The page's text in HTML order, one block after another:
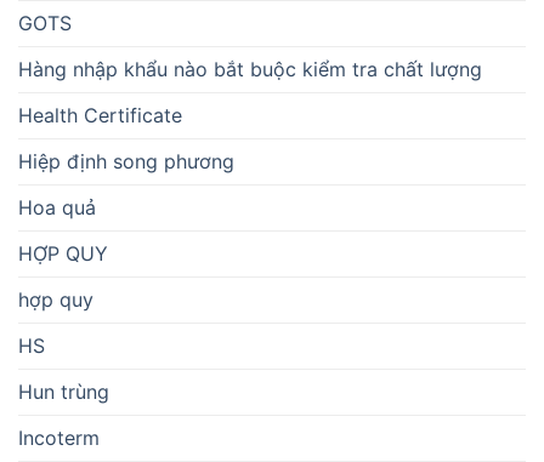
GOTS
Hàng nhập khẩu nào bắt buộc kiểm tra chất lượng
Health Certificate
Hiệp định song phương
Hoa quả
HỢP QUY
hợp quy
HS
Hun trùng
Incoterm